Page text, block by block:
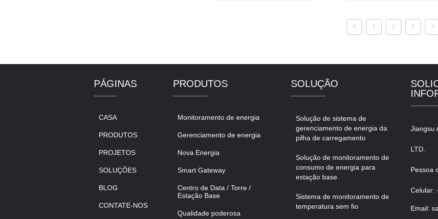
precisão, forte capacidade de
1 2 3
PÁGINAS
CASA
PRODUTOS
PROJETOS
SOLUÇÕES
BLOG
CONTATE-NOS
PRODUTOS
Monitoramento de energia
Gerenciamento de energia
Nova Energia
Smart Gateway
Centro de Data / Torre /
Estação Base
Qualidade poderosa
SOLUÇÃO
Solução de sistema de
gerenciamento de energia da
pilha de carregamento
Solução de monitoramento de
consumo de energia para
estação base
Sistema de monitoramento de
temperatura sem fio
Jiangsu
LTD.
Pessoa
Celular:
Email: